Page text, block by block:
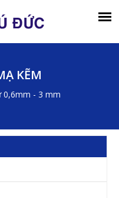
KẼM
0,6mm - 3 mm